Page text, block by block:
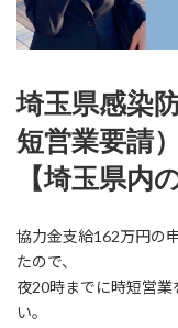
埼玉県感染
短営業要請）
【埼玉県内
協力金支給162万円の
たので、
夜20時までに時短営
い。